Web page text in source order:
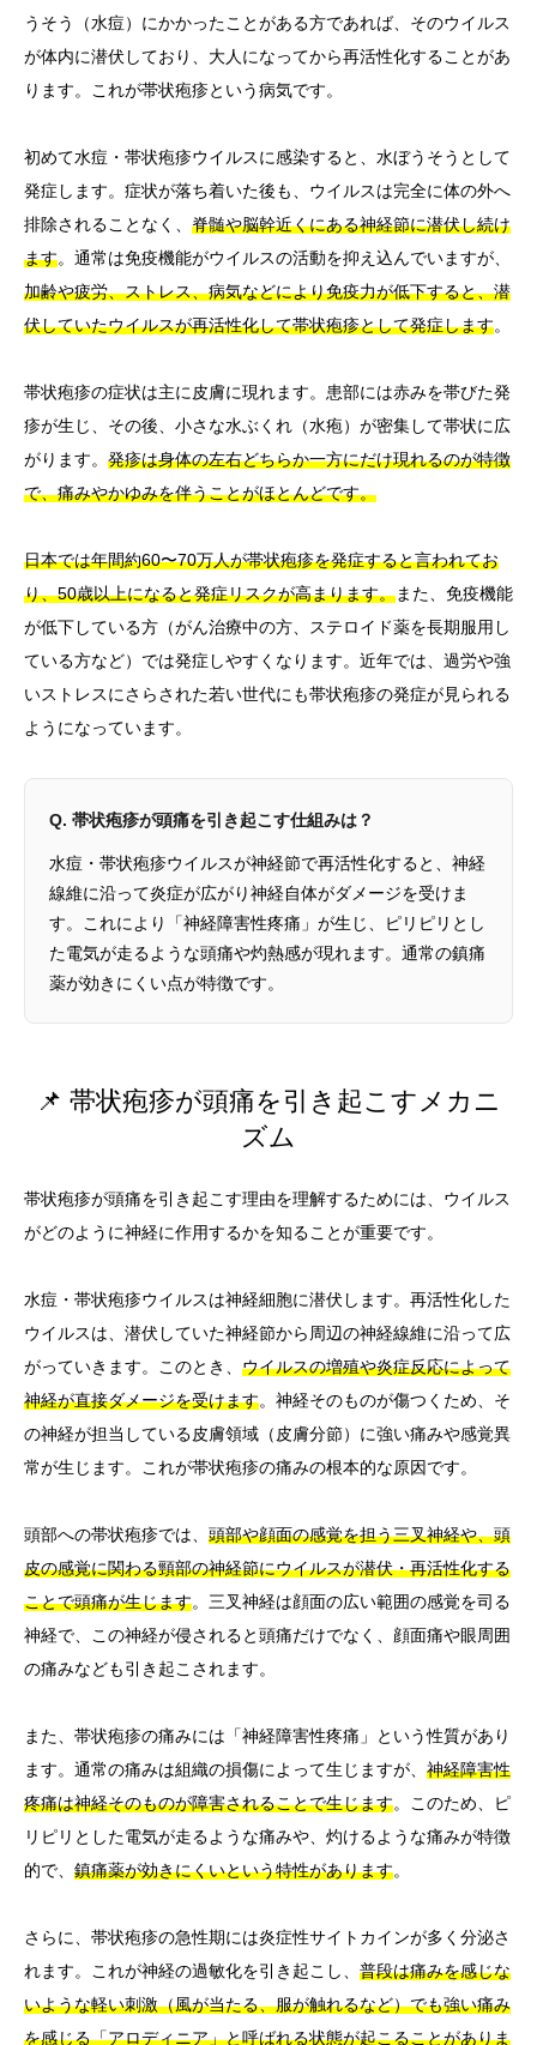
うそう（水痘）にかかったことがある方であれば、そのウイルス
が体内に潜伏しており、大人になってから再活性化することがあ
ります。これが帯状疱疹という病気です。
初めて水痘・帯状疱疹ウイルスに感染すると、水ぼうそうとして
発症します。症状が落ち着いた後も、ウイルスは完全に体の外へ
排除されることなく、 脊髄や脳幹近くにある神経節に潜伏し続け
ます。通常は免疫機能がウイルスの活動を抑え込んでいますが、
加齢や疲労、ストレス、病気などにより免疫力が低下すると、潜
伏していたウイルスが再活性化して帯状疱疹として発症します。
帯状疱疹の症状は主に皮膚に現れます。患部には赤みを帯びた発
疹が生じ、その後、小さな水ぶくれ（水疱）が密集して帯状に広
がります。 発疹は身体の左右どちらか一方にだけ現れるのが特徴
で、痛みやかゆみを伴うことがほとんどです。
日本では年間約60〜70万人が帯状疱疹を発症すると言われてお
り、50歳以上になると発症リスクが高まります。また、免疫機能
が低下している方（がん治療中の方、ステロイド薬を長期服用し
ている方など）では発症しやすくなります。近年では、過労や強
いストレスにさらされた若い世代にも帯状疱疹の発症が見られる
ようになっています。
Q. 帯状疱疹が頭痛を引き起こす仕組みは？
水痘・帯状疱疹ウイルスが神経節で再活性化すると、神経
線維に沿って炎症が広がり神経自体がダメージを受けま
す。これにより「神経障害性疼痛」が生じ、ピリピリとし
た電気が走るような頭痛や灼熱感が現れます。通常の鎮痛
薬が効きにくい点が特徴です。
📌 帯状疱疹が頭痛を引き起こすメカニ
ズム
帯状疱疹が頭痛を引き起こす理由を理解するためには、ウイルス
がどのように神経に作用するかを知ることが重要です。
水痘・帯状疱疹ウイルスは神経細胞に潜伏します。再活性化した
ウイルスは、潜伏していた神経節から周辺の神経線維に沿って広
がっていきます。このとき、 ウイルスの増殖や炎症反応によって
神経が直接ダメージを受けます。神経そのものが傷つくため、そ
の神経が担当している皮膚領域（皮膚分節）に強い痛みや感覚異
常が生じます。これが帯状疱疹の痛みの根本的な原因です。
頭部への帯状疱疹では、 頭部や顔面の感覚を担う三叉神経や、頭
皮の感覚に関わる頸部の神経節にウイルスが潜伏・再活性化する
ことで頭痛が生じます。三叉神経は顔面の広い範囲の感覚を司る
神経で、この神経が侵されると頭痛だけでなく、顔面痛や眼周囲
の痛みなども引き起こされます。
また、帯状疱疹の痛みには「神経障害性疼痛」という性質があり
ます。通常の痛みは組織の損傷によって生じますが、 神経障害性
疼痛は神経そのものが障害されることで生じます。このため、ピ
リピリとした電気が走るような痛みや、灼けるような痛みが特徴
的で、 鎮痛薬が効きにくいという特性があります。
さらに、帯状疱疹の急性期には炎症性サイトカインが多く分泌さ
れます。これが神経の過敏化を引き起こし、 普段は痛みを感じな
いような軽い刺激（風が当たる、服が触れるなど）でも強い痛み
を感じる「アロディニア」と呼ばれる状態が起こることがありま